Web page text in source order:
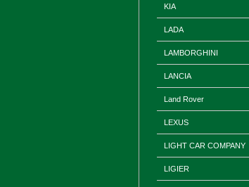
KIA
LADA
LAMBORGHINI
LANCIA
Land Rover
LEXUS
LIGHT CAR COMPANY
LIGIER